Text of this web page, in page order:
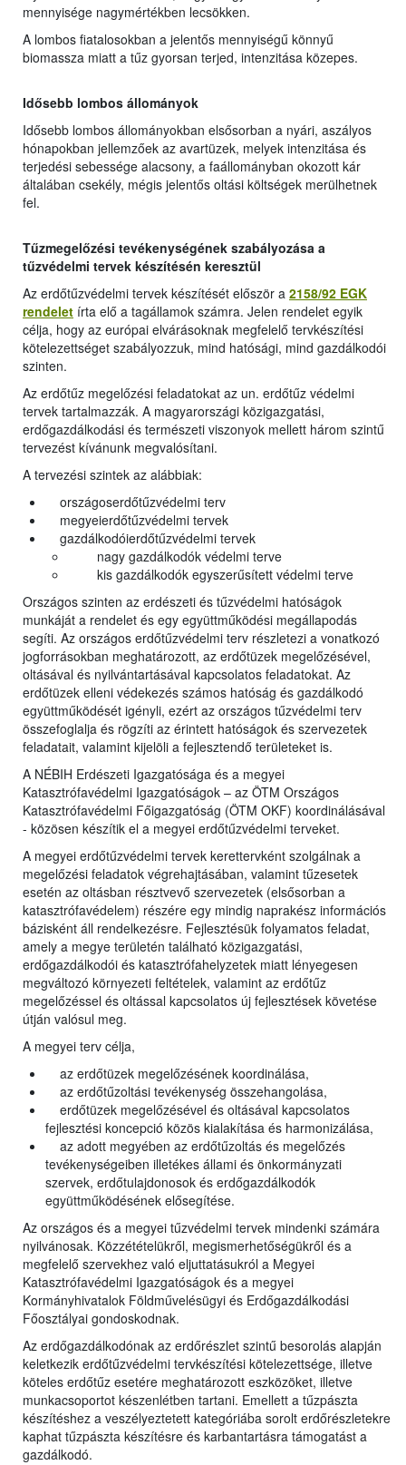
mennyisége nagymértékben lecsökken.
A lombos fiatalosokban a jelentős mennyiségű könnyű
biomassza miatt a tűz gyorsan terjed, intenzitása közepes.
Idősebb lombos állományok
Idősebb lombos állományokban elsősorban a nyári, aszályos
hónapokban jellemzőek az avartüzek, melyek intenzitása és
terjedési sebessége alacsony, a faállományban okozott kár
általában csekély, mégis jelentős oltási költségek merülhetnek
fel.
Tűzmegelőzési tevékenységének szabályozása a
tűzvédelmi tervek készítésén keresztül
Az erdőtűzvédelmi tervek készítését először a 2158/92 EGK
rendelet írta elő a tagállamok számra. Jelen rendelet egyik
célja, hogy az európai elvárásoknak megfelelő tervkészítési
kötelezettséget szabályozzuk, mind hatósági, mind gazdálkodói
szinten.
Az erdőtűz megelőzési feladatokat az un. erdőtűz védelmi
tervek tartalmazzák. A magyarországi közigazgatási,
erdőgazdálkodási és természeti viszonyok mellett három szintű
tervezést kívánunk megvalósítani.
A tervezési szintek az alábbiak:
országoserdőtűzvédelmi terv
megyeierdőtűzvédelmi tervek
gazdálkodóierdőtűzvédelmi tervek
nagy gazdálkodók védelmi terve
kis gazdálkodók egyszerűsített védelmi terve
Országos szinten az erdészeti és tűzvédelmi hatóságok
munkáját a rendelet és egy együttműködési megállapodás
segíti. Az országos erdőtűzvédelmi terv részletezi a vonatkozó
jogforrásokban meghatározott, az erdőtüzek megelőzésével,
oltásával és nyilvántartásával kapcsolatos feladatokat. Az
erdőtüzek elleni védekezés számos hatóság és gazdálkodó
együttműködését igényli, ezért az országos tűzvédelmi terv
összefoglalja és rögzíti az érintett hatóságok és szervezetek
feladatait, valamint kijelöli a fejlesztendő területeket is.
A NÉBIH Erdészeti Igazgatósága és a megyei
Katasztrófavédelmi Igazgatóságok – az ÖTM Országos
Katasztrófavédelmi Főigazgatóság (ÖTM OKF) koordinálásával
- közösen készítik el a megyei erdőtűzvédelmi terveket.
A megyei erdőtűzvédelmi tervek kerettervként szolgálnak a
megelőzési feladatok végrehajtásában, valamint tűzesetek
esetén az oltásban résztvevő szervezetek (elsősorban a
katasztrófavédelem) részére egy mindig naprakész információs
bázisként áll rendelkezésre. Fejlesztésük folyamatos feladat,
amely a megye területén található közigazgatási,
erdőgazdálkodói és katasztrófahelyzetek miatt lényegesen
megváltozó környezeti feltételek, valamint az erdőtűz
megelőzéssel és oltással kapcsolatos új fejlesztések követése
útján valósul meg.
A megyei terv célja,
az erdőtüzek megelőzésének koordinálása,
az erdőtűzoltási tevékenység összehangolása,
erdőtüzek megelőzésével és oltásával kapcsolatos
fejlesztési koncepció közös kialakítása és harmonizálása,
az adott megyében az erdőtűzoltás és megelőzés
tevékenységeiben illetékes állami és önkormányzati
szervek, erdőtulajdonosok és erdőgazdálkodók
együttműködésének elősegítése.
Az országos és a megyei tűzvédelmi tervek mindenki számára
nyilvánosak. Közzétételükről, megismerhetőségükről és a
megfelelő szervekhez való eljuttatásukról a Megyei
Katasztrófavédelmi Igazgatóságok és a megyei
Kormányhivatalok Földművelésügyi és Erdőgazdálkodási
Főosztályai gondoskodnak.
Az erdőgazdálkodónak az erdőrészlet szintű besorolás alapján
keletkezik erdőtűzvédelmi tervkészítési kötelezettsége, illetve
köteles erdőtűz esetére meghatározott eszközöket, illetve
munkacsoportot készenlétben tartani. Emellett a tűzpászta
készítéshez a veszélyeztetett kategóriába sorolt erdőrészletekre
kaphat tűzpászta készítésre és karbantartásra támogatást a
gazdálkodó.